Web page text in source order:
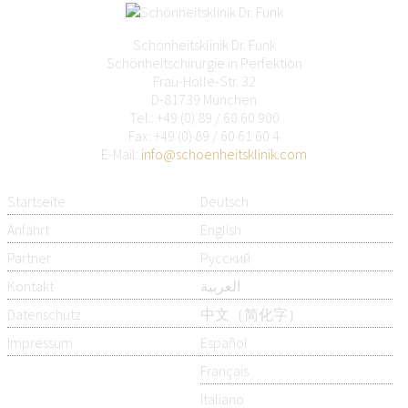
Schönheitsklinik Dr. Funk
Schönheitschirurgie in Perfektion
Frau-Holle-Str. 32
D-81739 München
Tel.: +49 (0) 89 / 60 60 900
Fax: +49 (0) 89 / 60 61 60 4
E-Mail: info@schoenheitsklinik.com
Startseite
Anfahrt
Partner
Kontakt
Datenschutz
Impressum
Deutsch
English
Русский
العربية
中文（简化字）
Español
Français
Italiano